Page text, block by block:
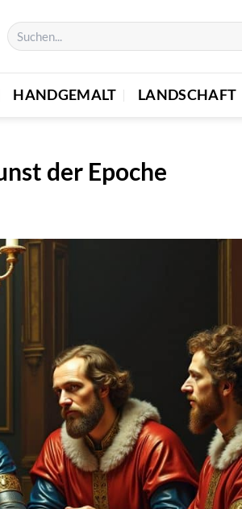
HANDGEMALT LANDSCHAFT
der Epoche